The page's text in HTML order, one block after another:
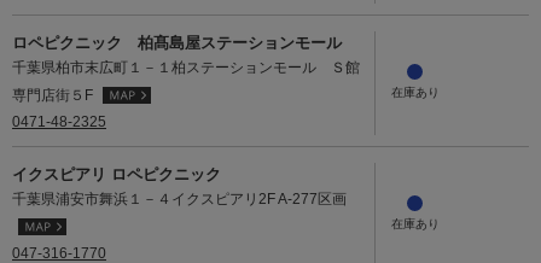
ロペピクニック 柏髙島屋ステーションモール
千葉県柏市末広町１－１柏ステーションモール Ｓ館
専門店街５F
0471-48-2325
イクスピアリ ロペピクニック
千葉県浦安市舞浜１－４イクスピアリ2F A-277区画
047-316-1770